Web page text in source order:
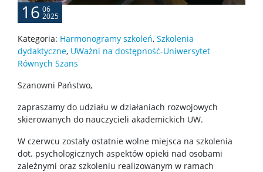
16 06
2025
Kategoria: Harmonogramy szkoleń, Szkolenia
dydaktyczne, UWażni na dostępność-Uniwersytet
Równych Szans
Szanowni Państwo,
zapraszamy do udziału w działaniach rozwojowych
skierowanych do nauczycieli akademickich UW.
W czerwcu zostały ostatnie wolne miejsca na szkolenia
dot. psychologicznych aspektów opieki nad osobami
zależnymi oraz szkoleniu realizowanym w ramach